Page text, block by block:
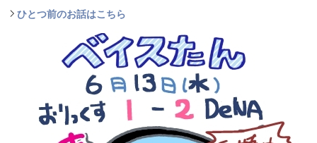
ひとつ前のお話はこちら